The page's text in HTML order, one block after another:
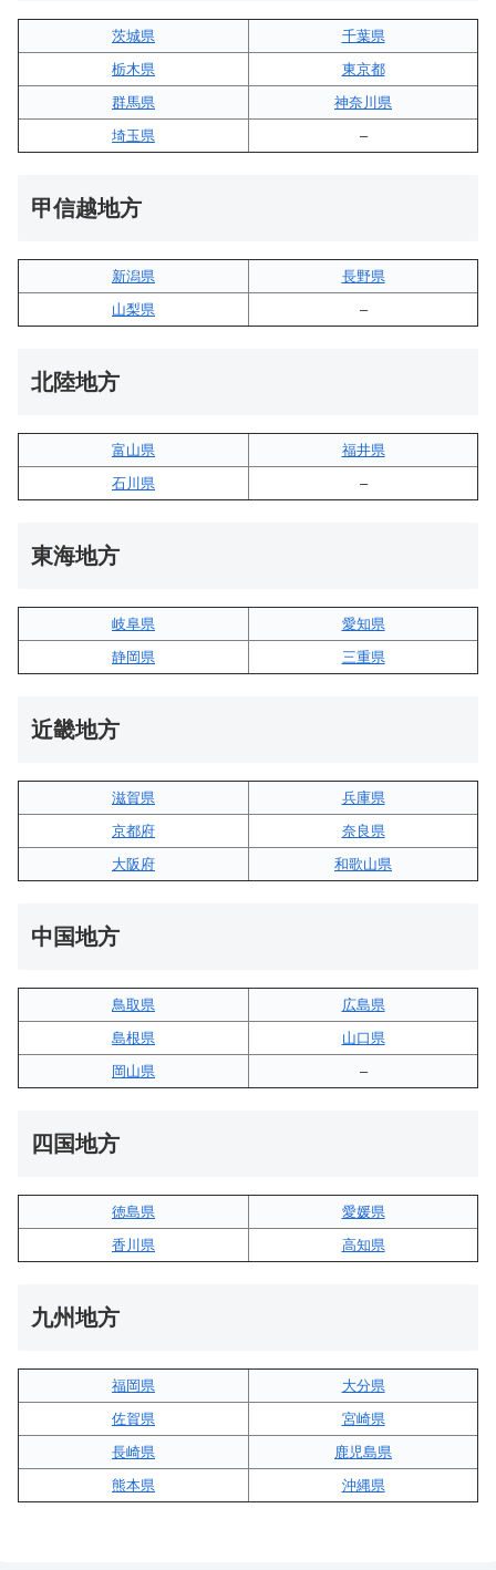
茨城県
千葉県
栃木県
東京都
群馬県
神奈川県
埼玉県
–
甲信越地方
新潟県
長野県
山梨県
–
北陸地方
富山県
福井県
石川県
–
東海地方
岐阜県
愛知県
静岡県
三重県
近畿地方
滋賀県
兵庫県
京都府
奈良県
大阪府
和歌山県
中国地方
鳥取県
広島県
島根県
山口県
岡山県
–
四国地方
徳島県
愛媛県
香川県
高知県
九州地方
福岡県
大分県
佐賀県
宮崎県
長崎県
鹿児島県
熊本県
沖縄県